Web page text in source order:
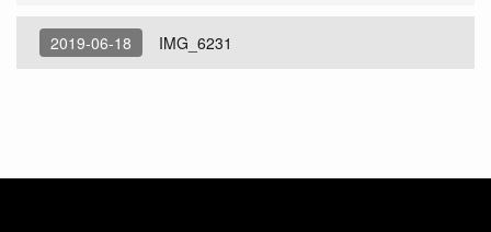
2019-06-18 IMG_6231